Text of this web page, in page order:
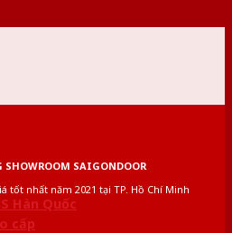
SHOWROOM SAIGONDOOR
tốt nhất năm 2021 tại TP. Hồ Chí Minh
Hàn Quốc
cấp